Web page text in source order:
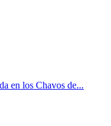
en los Chavos de...